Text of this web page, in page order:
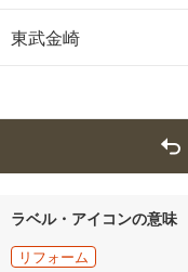
東武金崎
ラベル・アイコンの意味
リフォーム